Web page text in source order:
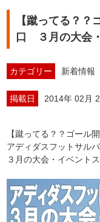
【蹴ってる？
口 ３月の大会
カテゴリー 新着情報
掲載日 2014年 02月
【蹴ってる？？ゴール
アディダスフットサル
３月の大会・イベント